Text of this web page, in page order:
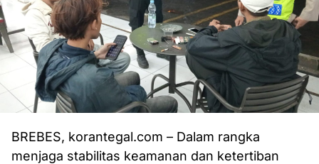
BREBES, korantegal.com – Dalam rangka
menjaga stabilitas keamanan dan ketertiban